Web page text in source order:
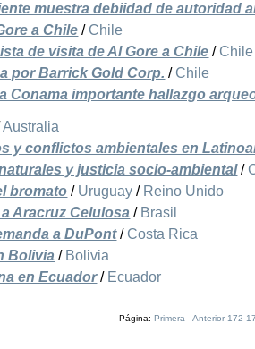
muestra debiidad de autoridad
a Chile / Chile
de visita de Al Gore a Chile / Chile
por Barrick Gold Corp. / Chile
Conama importante hallazgo
Australia
y conflictos ambientales en
y justicia socio-ambiental/
bromato / Uruguay / Reino Unido
Aracruz Celulosa / Brasil
a DuPont/ Costa Rica
Bolivia / Bolivia
en Ecuador/ Ecuador
Página: Primera-Anterior 172